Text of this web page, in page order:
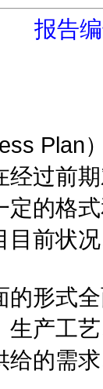
报告
Plan）
过前
定的格
目前状
形式全
生产工
的需